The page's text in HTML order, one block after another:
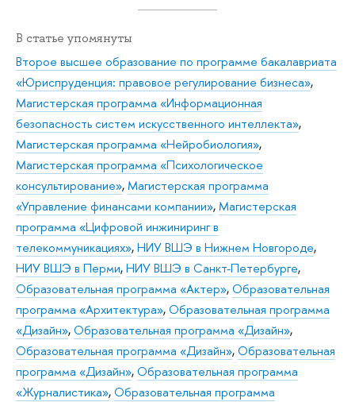
В статье упомянуты
Второе высшее образование по программе бакалавриата
«Юриспруденция: правовое регулирование бизнеса»,
Магистерская программа «Информационная
безопасность систем искусственного интеллекта»,
Магистерская программа «Нейробиология»,
Магистерская программа «Психологическое
консультирование»,Магистерская программа
«Управление финансами компании»,Магистерская
программа «Цифровой инжиниринг в
телекоммуникациях»,НИУ ВШЭ в Нижнем Новгороде,
НИУ ВШЭ в Перми,НИУ ВШЭ в Санкт-Петербурге,
Образовательная программа «Актер»,Образовательная
программа «Архитектура»,Образовательная программа
«Дизайн»,Образовательная программа «Дизайн»,
Образовательная программа «Дизайн»,Образовательная
программа «Дизайн»,Образовательная программа
«Журналистика»,Образовательная программа